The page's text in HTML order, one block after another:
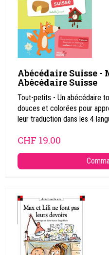
Abécédaire Suisse -
Abécédaire Suisse
Tout-petits - Un abécédaire
douces et colorées pour
leur traduction dans les 4
CHF 19.00